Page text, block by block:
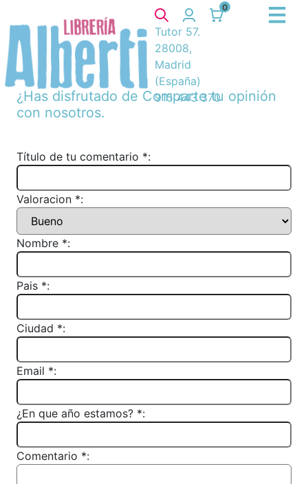
0
Tutor 57.
28008,
Madrid
(España)
915 443 370
¿Has disfrutado de Comparte tu opinión
con nosotros.
Título de tu comentario *:
Valoracion *:
Nombre *:
Pais *:
Ciudad *:
Email *:
¿En que año estamos? *:
Comentario *: